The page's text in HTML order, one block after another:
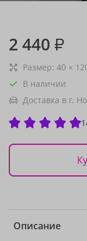
2 440 ₽
Размер: 40 ×
В наличии
Доставка в г.
Описание